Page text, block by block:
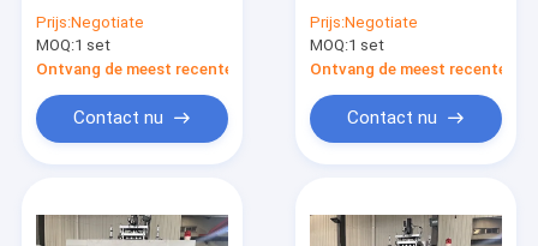
Machine Voor PE
Prijs:Negotiate
MOQ:1 set
Ontvang de meest recente Prijs
Contact nu
drievoudige plastic
flessen voor
automatische
Prijs:Negotiate
MOQ:1 set
Ontvang de meest recente
Contact nu